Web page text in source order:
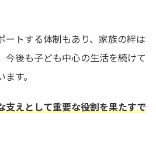
ートする体制もあり、家族の絆は
今後も子ども中心の生活を続けて
す。
支えとして重要な役割を果たすで